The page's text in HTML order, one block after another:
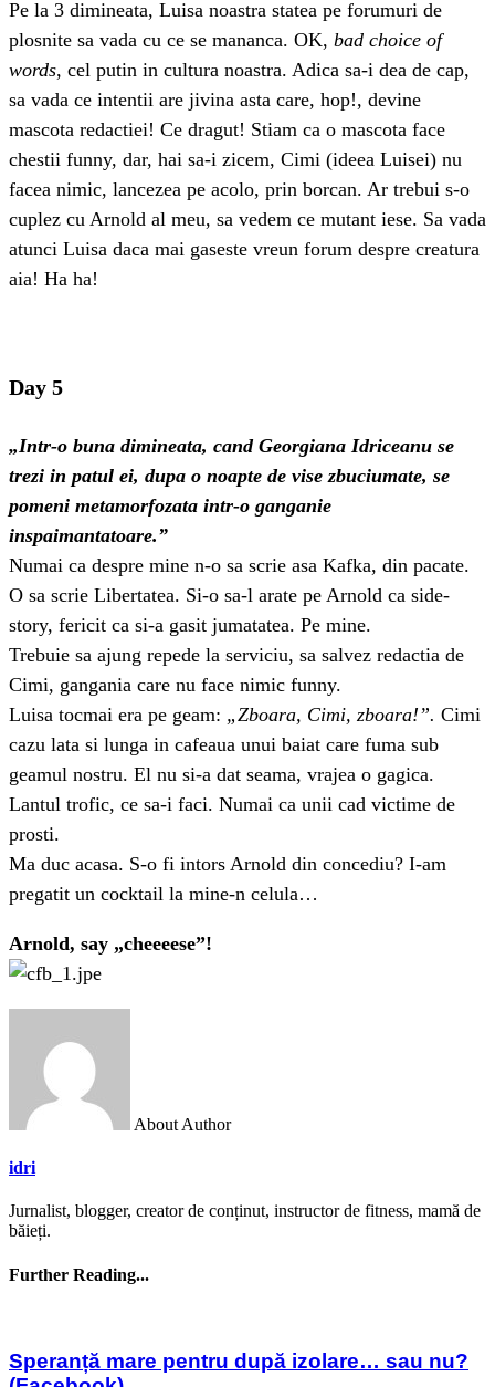
Pe la 3 dimineata, Luisa noastra statea pe forumuri de
plosnite sa vada cu ce se mananca. OK, bad choice of
words, cel putin in cultura noastra. Adica sa-i dea de cap,
sa vada ce intentii are jivina asta care, hop!, devine
mascota redactiei! Ce dragut! Stiam ca o mascota face
chestii funny, dar, hai sa-i zicem, Cimi (ideea Luisei) nu
facea nimic, lancezea pe acolo, prin borcan. Ar trebui s-o
cuplez cu Arnold al meu, sa vedem ce mutant iese. Sa vada
atunci Luisa daca mai gaseste vreun forum despre creatura
aia! Ha ha!
Day 5
„Intr-o buna dimineata, cand Georgiana Idriceanu se
trezi in patul ei, dupa o noapte de vise zbuciumate, se
pomeni metamorfozata intr-o ganganie
inspaimantatoare.”
Numai ca despre mine n-o sa scrie asa Kafka, din pacate.
O sa scrie Libertatea. Si-o sa-l arate pe Arnold ca side-
story, fericit ca si-a gasit jumatatea. Pe mine.
Trebuie sa ajung repede la serviciu, sa salvez redactia de
Cimi, gangania care nu face nimic funny.
Luisa tocmai era pe geam: „Zboara, Cimi, zboara!”. Cimi
cazu lata si lunga in cafeaua unui baiat care fuma sub
geamul nostru. El nu si-a dat seama, vrajea o gagica.
Lantul trofic, ce sa-i faci. Numai ca unii cad victime de
prosti.
Ma duc acasa. S-o fi intors Arnold din concediu? I-am
pregatit un cocktail la mine-n celula…
Arnold, say „cheeeese”!
About Author
idri
Jurnalist, blogger, creator de conținut, instructor de fitness, mamă de
băieți.
Further Reading...
Speranță mare pentru după izolare… sau nu?